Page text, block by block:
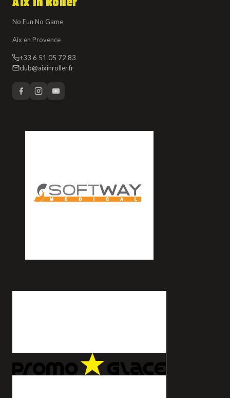
No Fun No Game
Aix en Provence
+33 6 51 05 72 83
club@aixinroller.fr